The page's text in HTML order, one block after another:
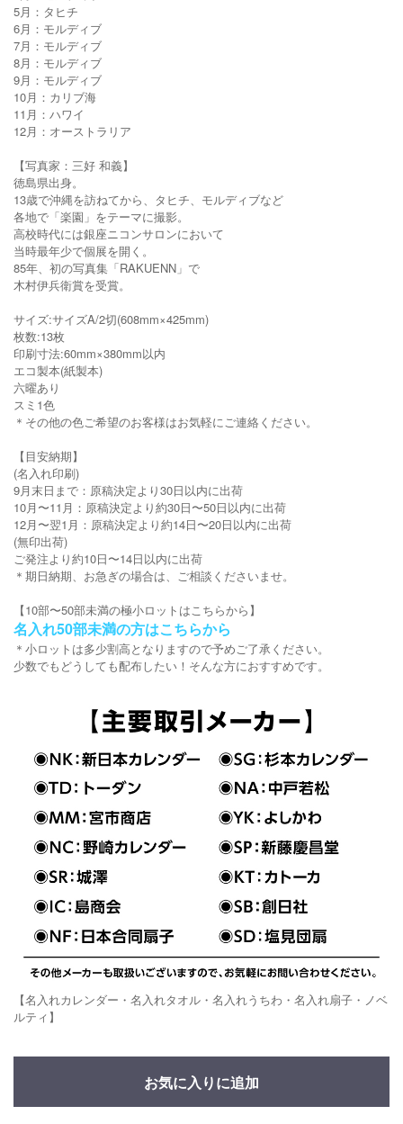
5月：タヒチ
6月：モルディブ
7月：モルディブ
8月：モルディブ
9月：モルディブ
10月：カリブ海
11月：ハワイ
12月：オーストラリア
【写真家：三好 和義】
徳島県出身。
13歳で沖縄を訪ねてから、タヒチ、モルディブなど
各地で「楽園」をテーマに撮影。
高校時代には銀座ニコンサロンにおいて
当時最年少で個展を開く。
85年、初の写真集「RAKUENN」で
木村伊兵衛賞を受賞。
サイズ:サイズA/2切(608mm×425mm)
枚数:13枚
印刷寸法:60mm×380mm以内
エコ製本(紙製本)
六曜あり
スミ1色
＊その他の色ご希望のお客様はお気軽にご連絡ください。
【目安納期】
(名入れ印刷)
9月末日まで：原稿決定より30日以内に出荷
10月〜11月：原稿決定より約30日〜50日以内に出荷
12月〜翌1月：原稿決定より約14日〜20日以内に出荷
(無印出荷)
ご発注より約10日〜14日以内に出荷
＊期日納期、お急ぎの場合は、ご相談くださいませ。
【10部〜50部未満の極小ロットはこちらから】
名入れ50部未満の方はこちらから
＊小ロットは多少割高となりますので予めご了承ください。
少数でもどうしても配布したい！そんな方におすすめです。
【名入れカレンダー・名入れタオル・名入れうちわ・名入れ扇子・ノベ
ルティ】
お気に入りに追加